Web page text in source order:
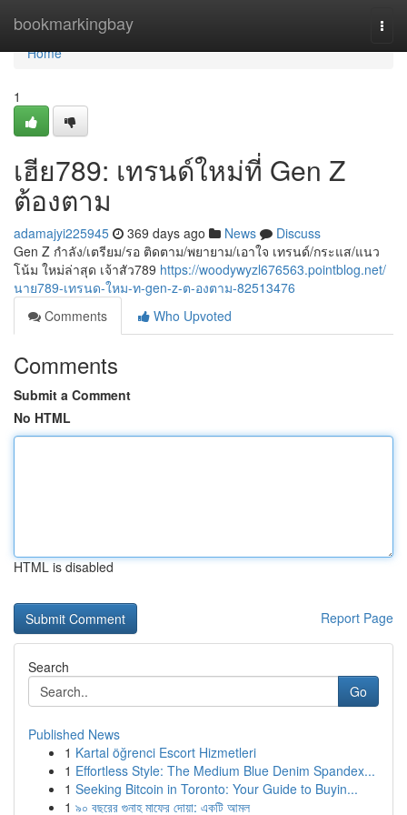
bookmarkingbay
Home
Home
1
เฮีย789: เทรนด์ใหม่ที่ Gen Z
ต้องตาม
adamajyi225945 369 days ago News
Discuss
Gen Z กำลัง/เตรียม/รอ ติดตาม/พยายาม/เอาใจ เทรนด์/กระแส/แนว
โน้ม ใหม่ล่าสุด เจ้าสัว789 https://woodywyzl676563.pointblog.net/
นาย789-เทรนด-ใหม-ท-gen-z-ต-องตาม-82513476
Comments
Who Upvoted
Comments
Submit a Comment
No HTML
HTML is disabled
Report Page
Search
Go
Published News
1 Kartal öğrenci Escort Hizmetleri
1 Effortless Style: The Medium Blue Denim Spandex...
1 Seeking Bitcoin in Toronto: Your Guide to Buyin...
1 ৯০ বছরের গুনাহ মাফের দোয়া: একটি আমল